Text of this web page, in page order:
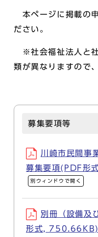
本ページに掲載の
ださい。
※社会福祉法人と社
類が異なりますので
募集要項等
川崎市民間事
募集要項(PDF形
別ウィンドウで開く
別冊（設備及
形式, 750.66KB)